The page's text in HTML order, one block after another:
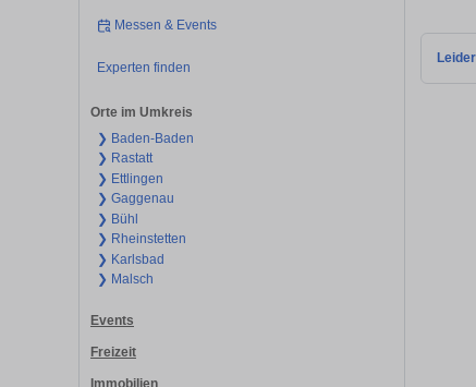
Messen & Events
Experten finden
Orte im Umkreis
❯ Baden-Baden
❯ Rastatt
❯ Ettlingen
❯ Gaggenau
❯ Bühl
❯ Rheinstetten
❯ Karlsbad
❯ Malsch
Events
Freizeit
Immobilien